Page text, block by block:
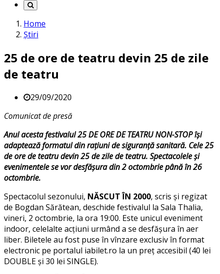
Home
Știri
25 de ore de teatru devin 25 de zile
de teatru
29/09/2020
Comunicat de presă
Anul acesta festivalul 25 DE ORE DE TEATRU NON-STOP își
adaptează formatul din rațiuni de siguranță sanitară. Cele 25
de ore de teatru devin 25 de zile de teatru. Spectacolele și
evenimentele se vor desfășura din 2 octombrie până în 26
octombrie.
Spectacolul sezonului, NĂSCUT ÎN 2000, scris și regizat
de Bogdan Sărătean, deschide festivalul la Sala Thalia,
vineri, 2 octombrie, la ora 19:00. Este unicul eveniment
indoor, celelalte acțiuni urmând a se desfășura în aer
liber. Biletele au fost puse în vînzare exclusiv în format
electronic pe portalul iabilet.ro la un preț accesibil (40 lei
DOUBLE și 30 lei SINGLE).